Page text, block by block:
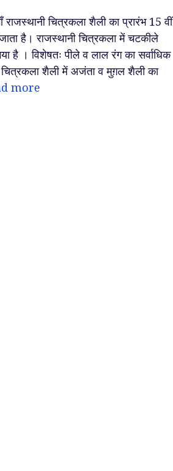
चित्रकला शैली का प्रारंभ 15 वीं
है। राजस्थानी चित्रकला में चटकीले
है । विशेषतः पीले व लाल रंग का सर्वाधिक
शैली में अजंता व मुग़ल शैली का
more